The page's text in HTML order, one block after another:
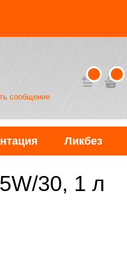
сообщение
Ликбез
30, 1 л